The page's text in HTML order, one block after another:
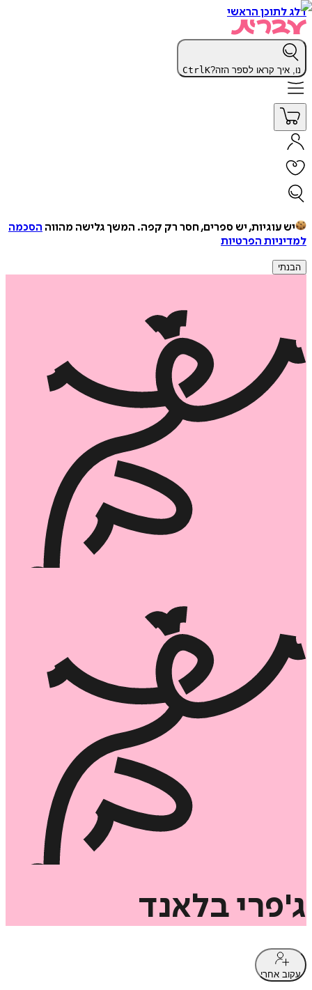
דלג לתוכן הראשי
נו, איך קראו לספר הזה? CtrlK
יש עוגיות, יש ספרים, חסר רק קפה. המשך גלישה מהווה הסכמה
למדיניות הפרטיות
הבנתי
ג'פרי בלאנד
עקוב אחרי